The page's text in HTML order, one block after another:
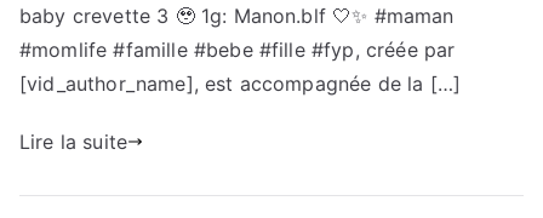
baby crevette 3 🥹 1g: Manon.blf 🤍✨ #maman
#momlife #famille #bebe #fille #fyp, créée par
[vid_author_name], est accompagnée de la […]
Lire la suite